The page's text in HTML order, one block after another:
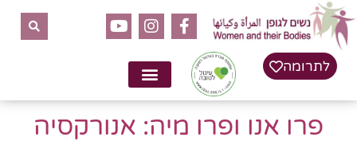
לתוכן
לתרומה
פרו אנו ופרו מיה: אנורקסיה